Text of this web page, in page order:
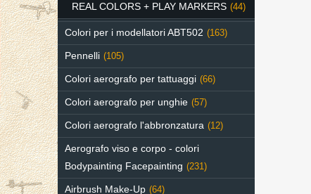
REAL COLORS + PLAY MARKERS (44)
Colori per i modellatori ABT502 (163)
Pennelli (105)
Colori aerografo per tattuaggi (66)
Colori aerografo per unghie (57)
Colori aerografo l'abbronzatura (12)
Aerografo viso e corpo - colori
Bodypainting Facepainting (231)
Airbrush Make-Up (64)